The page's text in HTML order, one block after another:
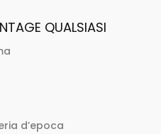
QUALSIASI
d’epoca